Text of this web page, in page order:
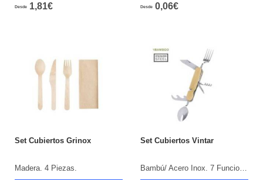
Desde 1,81€ Desde 0,06€
Set Cubiertos Grinox
Madera. 4 Piezas.
Set Cubiertos Vintar
Bambú/ Acero Inox. 7 Funciones.